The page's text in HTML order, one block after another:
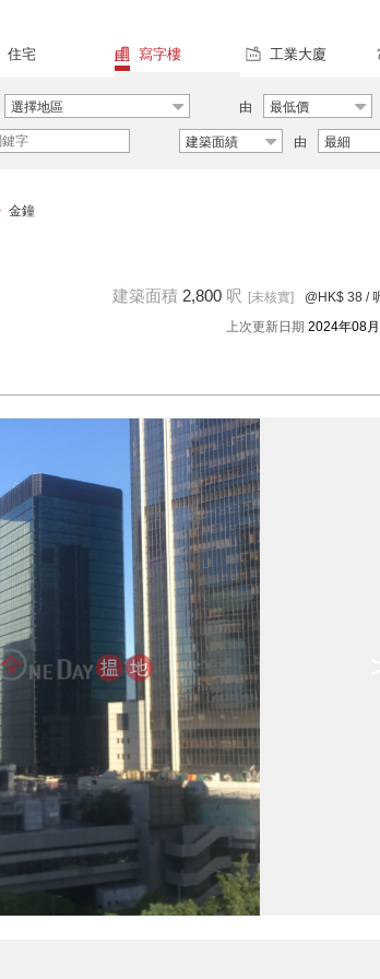
住宅 寫字樓 工業大廈
選擇地區 由 最低價
建築面績 由 最細
金鐘
建築面積 2,800 呎 [未核實] @HK$ 38 /
上次更新日期 2024年08